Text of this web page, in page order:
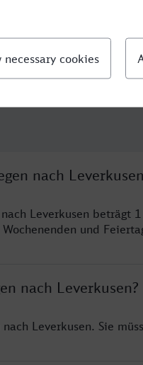
nach
Leverkusen beträgt
und
nach Leverkusen?
Leverkusen. Sie